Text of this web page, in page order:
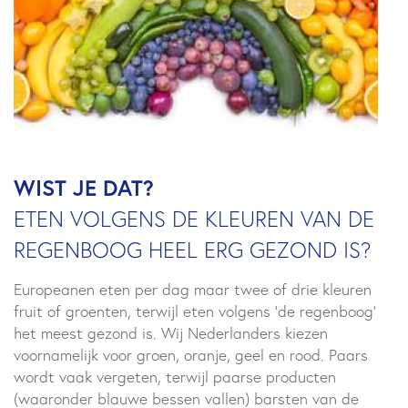
WIST JE DAT?
ETEN VOLGENS DE KLEUREN VAN DE
REGENBOOG HEEL ERG GEZOND IS?
Europeanen eten per dag maar twee of drie kleuren
fruit of groenten, terwijl eten volgens 'de regenboog'
het meest gezond is. Wij Nederlanders kiezen
voornamelijk voor groen, oranje, geel en rood. Paars
wordt vaak vergeten, terwijl paarse producten
(waaronder blauwe bessen vallen) barsten van de